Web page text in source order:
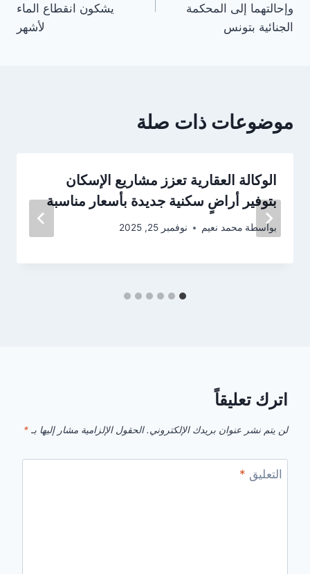
وإحالتهما إلى المحكمة
الجنائية بتونس
يشكون انقطاع الماء
لأشهر
موضوعات ذات صلة
الوكالة العقارية تعزز مشاريع الإسكان
بتوفير أراضٍ سكنية جديدة بأسعار مناسبة
بواسطة محمد نعيم نوفمبر 25, 2025
اترك تعليقاً
لن يتم نشر عنوان بريدك الإلكتروني. الحقول الإلزامية مشار إليها بـ *
التعليق *